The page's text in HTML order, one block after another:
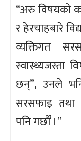
“अरु विषयको
र हेरचाहबारे
व्यक्तिगत
स्वास्थ्यजस्ता
छन्”, उनले
सरसफाइ तथा
पनि गर्छौँ ।”